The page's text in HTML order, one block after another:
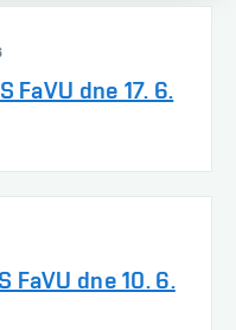
FaVU dne 17. 6.
FaVU dne 10. 6.